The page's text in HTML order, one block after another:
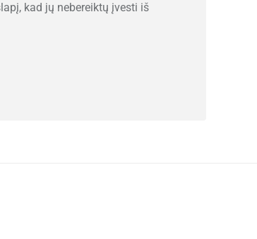
kad jų nebereiktų įvesti iš